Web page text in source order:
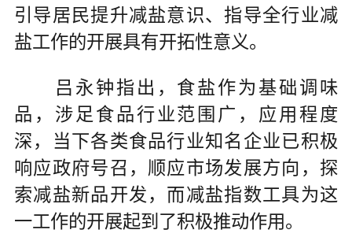
引导居民提升减盐意识、指导全行业减
盐工作的开展具有开拓性意义。
吕永钟指出，食盐作为基础调味
品，涉足食品行业范围广，应用程度
深，当下各类食品行业知名企业已积极
响应政府号召，顺应市场发展方向，探
索减盐新品开发，而减盐指数工具为这
一工作的开展起到了积极推动作用。